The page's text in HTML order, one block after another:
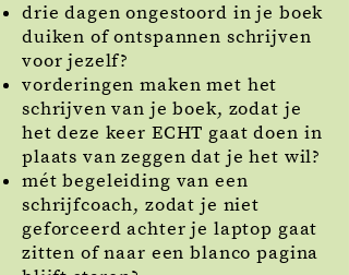
drie dagen ongestoord in je boek
duiken of ontspannen schrijven
voor jezelf?
vorderingen maken met het
schrijven van je boek, zodat je
het deze keer ECHT gaat doen in
plaats van zeggen dat je het wil?
mét begeleiding van een
schrijfcoach, zodat je niet
geforceerd achter je laptop gaat
zitten of naar een blanco pagina